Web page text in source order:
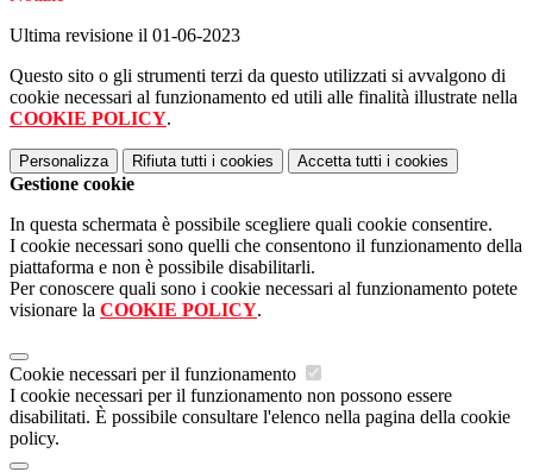
Ultima revisione il 01-06-2023
Questo sito o gli strumenti terzi da questo utilizzati si avvalgono di
cookie necessari al funzionamento ed utili alle finalità illustrate nella
COOKIE POLICY.
Personalizza Rifiuta tutti i cookies Accetta tutti i cookies
Gestione cookie
In questa schermata è possibile scegliere quali cookie consentire.
I cookie necessari sono quelli che consentono il funzionamento della
piattaforma e non è possibile disabilitarli.
Per conoscere quali sono i cookie necessari al funzionamento potete
visionare la COOKIE POLICY.
Cookie necessari per il funzionamento
I cookie necessari per il funzionamento non possono essere
disabilitati. È possibile consultare l'elenco nella pagina della cookie
policy.